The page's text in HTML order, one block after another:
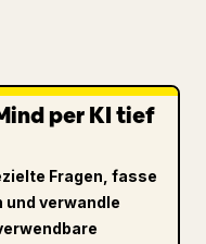
per KI tief
Fragen, fasse
verwandle